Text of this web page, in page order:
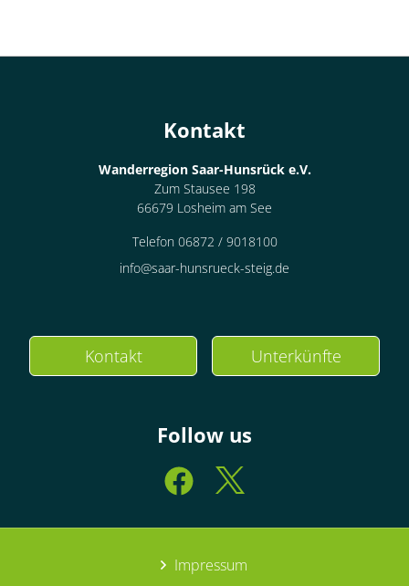
Kontakt
Wanderregion Saar-Hunsrück e.V.
Zum Stausee 198
66679 Losheim am See
Telefon 06872 / 9018100
info@saar-hunsrueck-steig.de
Kontakt Unterkünfte
Follow us
Impressum